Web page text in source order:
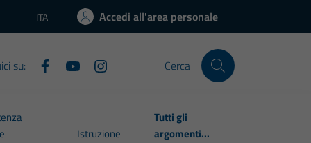
Lingua attiva:
ITA Accedi all'area personale
su: Cerca
Istruzione
Tutti gli
argomenti...